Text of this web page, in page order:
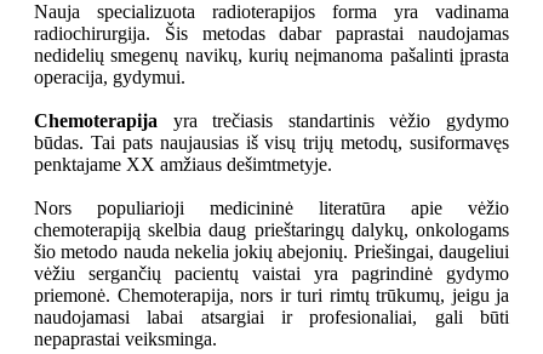
Nauja specializuota radioterapijos forma yra vadinama
radiochirurgija. Šis metodas dabar paprastai naudojamas
nedidelių smegenų navikų, kurių neįmanoma pašalinti įprasta
operacija, gydymui.
Chemoterapija yra trečiasis standartinis vėžio gydymo
būdas. Tai pats naujausias iš visų trijų metodų, susiformavęs
penktajame XX amžiaus dešimtmetyje.
Nors populiarioji medicininė literatūra apie vėžio
chemoterapiją skelbia daug prieštaringų dalykų, onkologams
šio metodo nauda nekelia jokių abejonių. Priešingai, daugeliui
vėžiu sergančių pacientų vaistai yra pagrindinė gydymo
priemonė. Chemoterapija, nors ir turi rimtų trūkumų, jeigu ja
naudojamasi labai atsargiai ir profesionaliai, gali būti
nepaprastai veiksminga.